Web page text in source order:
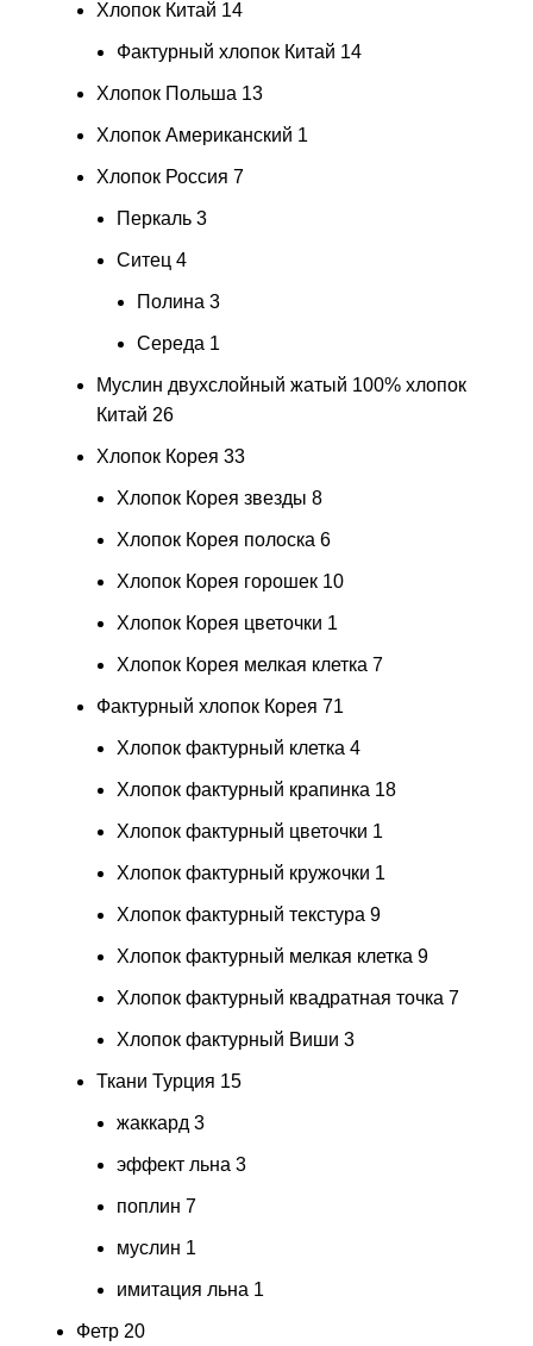
Хлопок Китай 14
Фактурный хлопок Китай 14
Хлопок Польша 13
Хлопок Американский 1
Хлопок Россия 7
Перкаль 3
Ситец 4
Полина 3
Середа 1
Муслин двухслойный жатый 100% хлопок
Китай 26
Хлопок Корея 33
Хлопок Корея звезды 8
Хлопок Корея полоска 6
Хлопок Корея горошек 10
Хлопок Корея цветочки 1
Хлопок Корея мелкая клетка 7
Фактурный хлопок Корея 71
Хлопок фактурный клетка 4
Хлопок фактурный крапинка 18
Хлопок фактурный цветочки 1
Хлопок фактурный кружочки 1
Хлопок фактурный текстура 9
Хлопок фактурный мелкая клетка 9
Хлопок фактурный квадратная точка 7
Хлопок фактурный Виши 3
Ткани Турция 15
жаккард 3
эффект льна 3
поплин 7
муслин 1
имитация льна 1
Фетр 20